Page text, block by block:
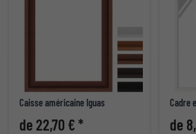
Caisse américaine Iguas
de 22,70 € *
Cadre
de